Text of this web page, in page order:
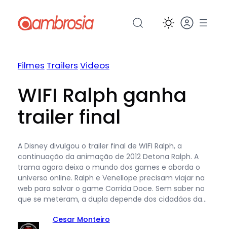
para
Filmes Trailers Videos
WIFI Ralph ganha
trailer final
A Disney divulgou o trailer final de WIFI Ralph, a
continuação da animação de 2012 Detona Ralph. A
trama agora deixa o mundo dos games e aborda o
universo online. Ralph e Venellope precisam viajar na
web para salvar o game Corrida Doce. Sem saber no
que se meteram, a dupla depende dos cidadãos da…
Cesar Monteiro